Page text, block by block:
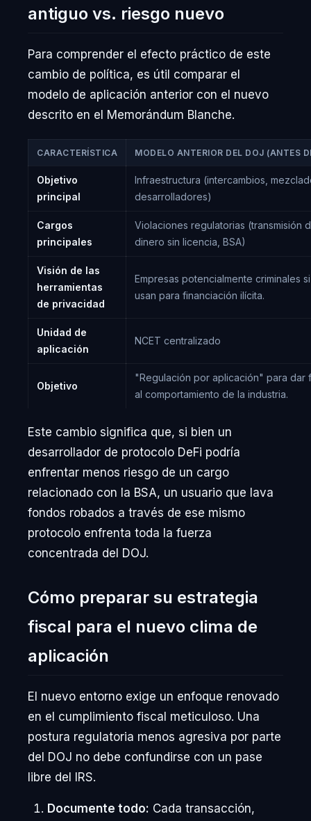
antiguo vs. riesgo nuevo
Para comprender el efecto práctico de este
cambio de política, es útil comparar el
modelo de aplicación anterior con el nuevo
descrito en el Memorándum Blanche.
CARACTERÍSTICA MODELO ANTERIOR DEL DOJ (ANTES
Objetivo
principal
Infraestructura (intercambios,
desarrolladores)
Cargos
principales
Violaciones regulatorias (transmisión
dinero sin licencia, BSA)
Visión de las
herramientas
de privacidad
Empresas potencialmente criminales
usan para financiación ilícita.
Unidad de
aplicación
NCET centralizado
Objetivo
"Regulación por aplicación" para dar
al comportamiento de la industria.
Este cambio significa que, si bien un
desarrollador de protocolo DeFi podría
enfrentar menos riesgo de un cargo
relacionado con la BSA, un usuario que lava
fondos robados a través de ese mismo
protocolo enfrenta toda la fuerza
concentrada del DOJ.
Cómo preparar su estrategia
fiscal para el nuevo clima de
aplicación
El nuevo entorno exige un enfoque renovado
en el cumplimiento fiscal meticuloso. Una
postura regulatoria menos agresiva por parte
del DOJ no debe confundirse con un pase
libre del IRS.
Documente todo: Cada transacción,